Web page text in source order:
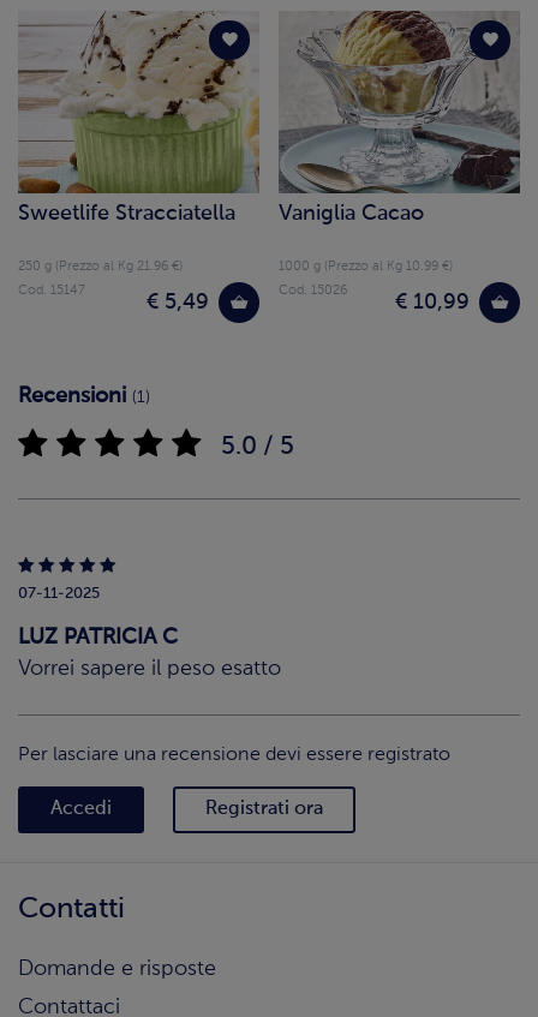
Sweetlife Stracciatella
250 g (Prezzo al Kg 21.96 €)
€ 5,49
Cod. 15147
Vaniglia Cacao
1000 g (Prezzo al Kg 10.99 €)
€ 10,99
Cod. 15026
Recensioni (1)
5.0 / 5
07-11-2025
LUZ PATRICIA C
Vorrei sapere il peso esatto
Per lasciare una recensione devi essere registrato
Accedi Registrati ora
Contatti
Domande e risposte
Contattaci